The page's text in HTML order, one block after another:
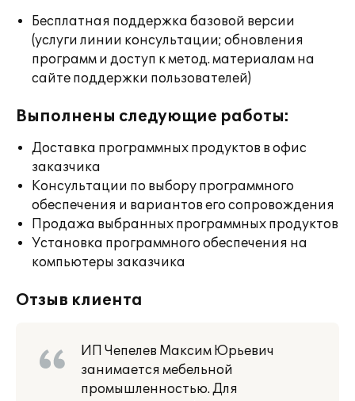
Бесплатная поддержка базовой версии
(услуги линии консультации; обновления
программ и доступ к метод. материалам на
сайте поддержки пользователей)
Выполнены следующие работы:
Доставка программных продуктов в офис
заказчика
Консультации по выбору программного
обеспечения и вариантов его сопровождения
Продажа выбранных программных продуктов
Установка программного обеспечения на
компьютеры заказчика
Отзыв клиента
ИП Чепелев Максим Юрьевич
занимается мебельной
промышленностью. Для